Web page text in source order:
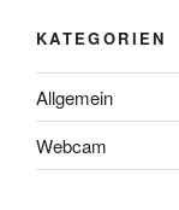
KATEGORIEN
Allgemein
Webcam